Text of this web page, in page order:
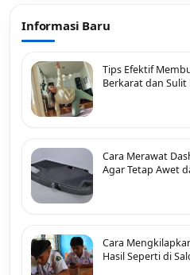
Informasi Baru
Tips Efektif
Berkarat dan Sulit
Cara Merawat
Agar Tetap Awet
Cara
Hasil Seperti di